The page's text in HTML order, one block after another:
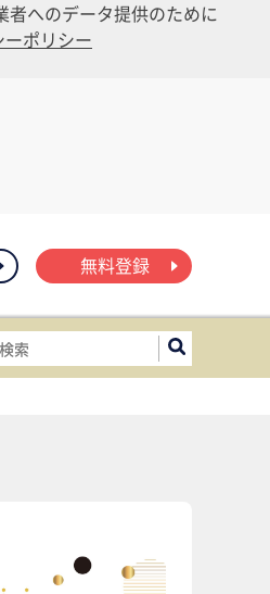
へのデータ提供のために
ポリシー
無料登録